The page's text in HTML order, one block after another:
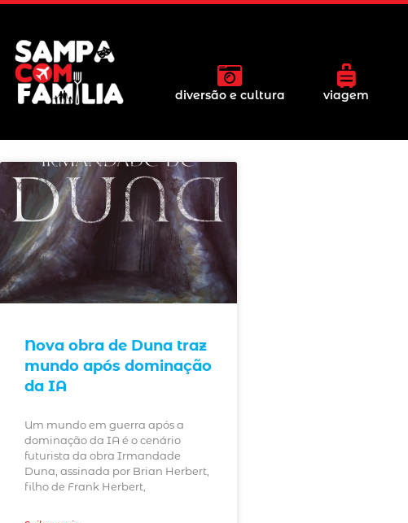
diversão e cultura viagem
Nova obra de Duna traz
mundo após dominação
da IA
Um mundo em guerra após a
dominação da IA é o cenário
futurista da obra Irmandade
Duna, assinada por Brian Herbert,
filho de Frank Herbert,